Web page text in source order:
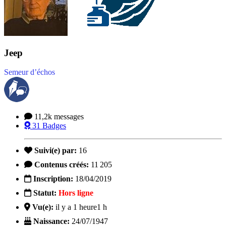
Jeep
Semeur d’échos
11,2k messages
31 Badges
Suivi(e) par: 16
Contenus créés: 11 205
Inscription: 18/04/2019
Statut: Hors ligne
Vu(e): il y a 1 heure1 h
Naissance: 24/07/1947